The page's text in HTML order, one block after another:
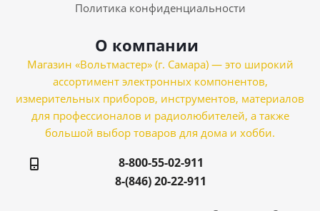
Политика конфиденциальности
О компании
Магазин «Вольтмастер» (г. Самара) — это широкий
ассортимент электронных компонентов,
измерительных приборов, инструментов, материалов
для профессионалов и радиолюбителей, а также
большой выбор товаров для дома и хобби.
8-800-55-02-911
8-(846) 20-22-911